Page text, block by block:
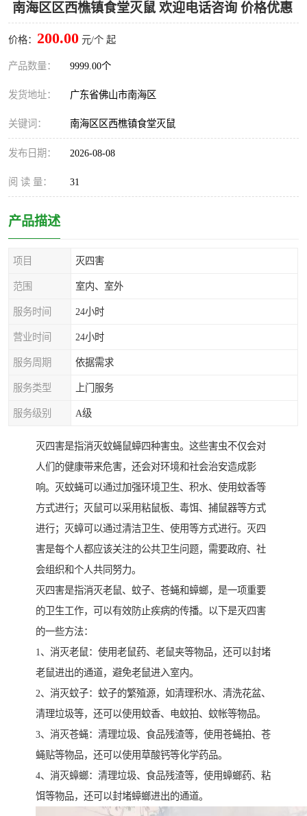
南海区区西樵镇食堂灭鼠 欢迎电话咨询 价格优惠
价格： 200.00 元/个 起
产品数量： 9999.00个
发货地址： 广东省佛山市南海区
关键词： 南海区区西樵镇食堂灭鼠
发布日期： 2026-08-08
阅 读 量： 31
产品描述
项目 灭四害
范围 室内、室外
服务时间 24小时
营业时间 24小时
服务周期 依据需求
服务类型 上门服务
服务级别 A级
灭四害是指消灭蚊蝇鼠蟑四种害虫。这些害虫不仅会对
人们的健康带来危害，还会对环境和社会治安造成影
响。灭蚊蝇可以通过加强环境卫生、积水、使用蚊香等
方式进行；灭鼠可以采用粘鼠板、毒饵、捕鼠器等方式
进行；灭蟑可以通过清洁卫生、使用等方式进行。灭四
害是每个人都应该关注的公共卫生问题，需要政府、社
会组织和个人共同努力。
灭四害是指消灭老鼠、蚊子、苍蝇和蟑螂，是一项重要
的卫生工作，可以有效防止疾病的传播。以下是灭四害
的一些方法：
1、消灭老鼠：使用老鼠药、老鼠夹等物品，还可以封堵
老鼠进出的通道，避免老鼠进入室内。
2、消灭蚊子：蚊子的繁殖源，如清理积水、清洗花盆、
清理垃圾等，还可以使用蚊香、电蚊拍、蚊帐等物品。
3、消灭苍蝇：清理垃圾、食品残渣等，使用苍蝇拍、苍
蝇贴等物品，还可以使用草酸钙等化学药品。
4、消灭蟑螂：清理垃圾、食品残渣等，使用蟑螂药、粘
饵等物品，还可以封堵蟑螂进出的通道。